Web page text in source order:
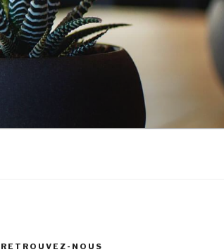
RETROUVEZ-NOUS